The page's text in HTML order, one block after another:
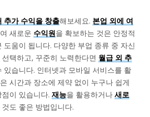
추가 수익을 창출해보세요. 본업 외에 여
새로운 수익원을 확보하는 것은 안정적
도움이 됩니다. 다양한 부업 종류 중 자신
택하고, 꾸준히 노력한다면 월급 외 추
있습니다. 인터넷과 모바일 서비스를 활
은 시간과 장소에 제약 없이 누구나 쉽게
이 있습니다. 재능을 활용하거나 새로
도 좋은 방법입니다.